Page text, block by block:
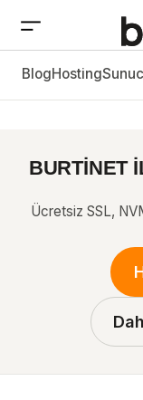
BlogHosting
BURTİNET
Ücretsiz SSL,